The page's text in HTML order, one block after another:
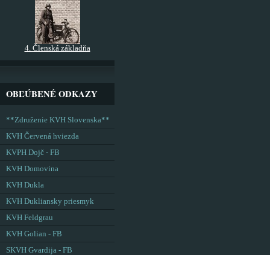
4. Členská základňa
OBĽÚBENÉ ODKAZY
**Združenie KVH Slovenska**
KVH Červená hviezda
KVPH Dojč - FB
KVH Domovina
KVH Dukla
KVH Dukliansky priesmyk
KVH Feldgrau
KVH Golian - FB
SKVH Gvardija - FB